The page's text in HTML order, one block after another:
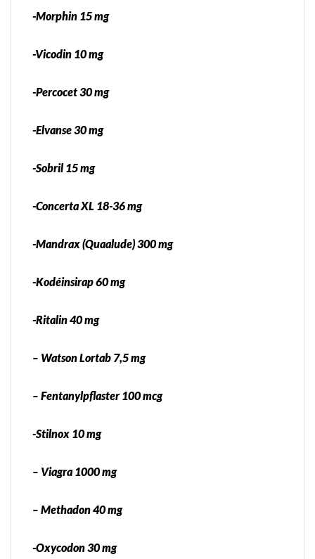
-Morphin 15 mg
-Vicodin 10 mg
-Percocet 30 mg
-Elvanse 30 mg
-Sobril 15 mg
-Concerta XL 18-36 mg
-Mandrax (Quaalude) 300 mg
-Kodéinsirap 60 mg
-Ritalin 40 mg
– Watson Lortab 7,5 mg
– Fentanylpflaster 100 mcg
-Stilnox 10 mg
– Viagra 1000 mg
– Methadon 40 mg
-Oxycodon 30 mg